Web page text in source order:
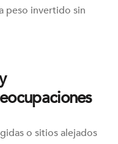
peso invertido sin
o sitios alejados